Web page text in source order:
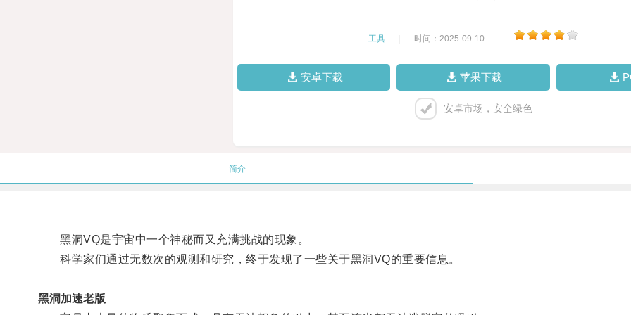
工具 时间：2025-09-10
安卓下载 苹果下载
安卓市场，安全绿色
简介
黑洞VQ是宇宙中一个神秘而又充满挑战的现象。
科学家们通过无数次的观测和研究，终于发现了一些关于黑洞VQ的重要信息。
黑洞加速老版